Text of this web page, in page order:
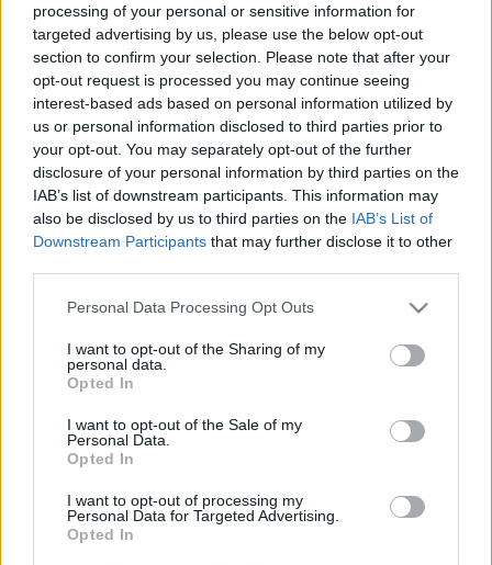
processing of your personal or sensitive information for
targeted advertising by us, please use the below opt-out
section to confirm your selection. Please note that after your
opt-out request is processed you may continue seeing
interest-based ads based on personal information utilized by
us or personal information disclosed to third parties prior to
your opt-out. You may separately opt-out of the further
disclosure of your personal information by third parties on the
IAB’s list of downstream participants. This information may
also be disclosed by us to third parties on the IAB’s List of
Downstream Participants that may further disclose it to other
Please note that this website/app uses one or more Google
not limited to your visit or usage behaviour. You may click to
grant or deny consent to Google and its third-party tags to
use your data for below specified purposes in below Google
consent section.
Personal Data Processing Opt Outs
I want to opt-out of the Sharing of my
personal data.
Opted In
I want to opt-out of the Sale of my
Personal Data.
Opted In
I want to opt-out of processing my
Personal Data for Targeted Advertising.
Opted In
Pálfi György rendező pedig filmet ajánl. A műsorban látható
még Szabó Kristóf műveltségi vetélkedője, interjú a teátrum
egyik előadásáról, valamint a Spanyolul tudni kellcímű
előadás filmváltozatát is a magazin részeként vetítik
részekre bontva. A film főszereplői Vándor Éva, Tahi-Tóth
László és Pusztaszeri Kornél. Az eddig elkészült epizódok a
Körúti Színház Youtube-csatornáján érhetőek el.
Az igazgató beszélt arról is, hogy a járvány miatt eddig
csaknem 60 előadásuk maradt el, ezeket későbbi
Esztergályos Cecília Kossuth-díjas színész a műsorban arról
beszélt, hogy a járvány előtt öt színházban játszott, ezért
rettenetesen nehezen viseli, hogy nem dolgozhat és nagyon
és ismét közönség előtt játszhat.